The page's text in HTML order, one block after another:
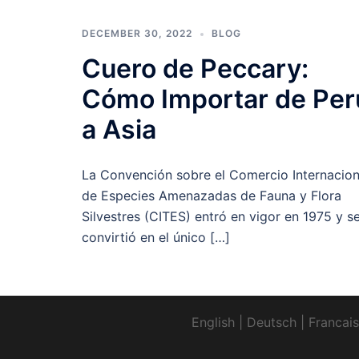
DECEMBER 30, 2022 BLOG
Cuero de Peccary:
Cómo Importar de
a Asia
La Convención sobre el Comercio
de Especies Amenazadas de Fauna y Flora
Silvestres (CITES) entró en vigor en 1975 y
convirtió en el único […]
English Deutsch Francais